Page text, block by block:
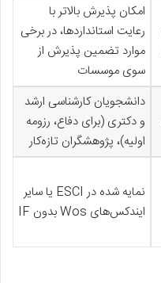
امکان پذیرش بالاتر با
رعایت استانداردها، در برخی
موارد تضمین پذیرش از
سوی موسسات
دانشجویان کارشناسی ارشد
و دکتری (برای دفاع، رزومه
اولیه)، پژوهشگران تازه‌کار
نمایه شده در ESCI یا سایر
ایندکس‌های Wos بدون IF